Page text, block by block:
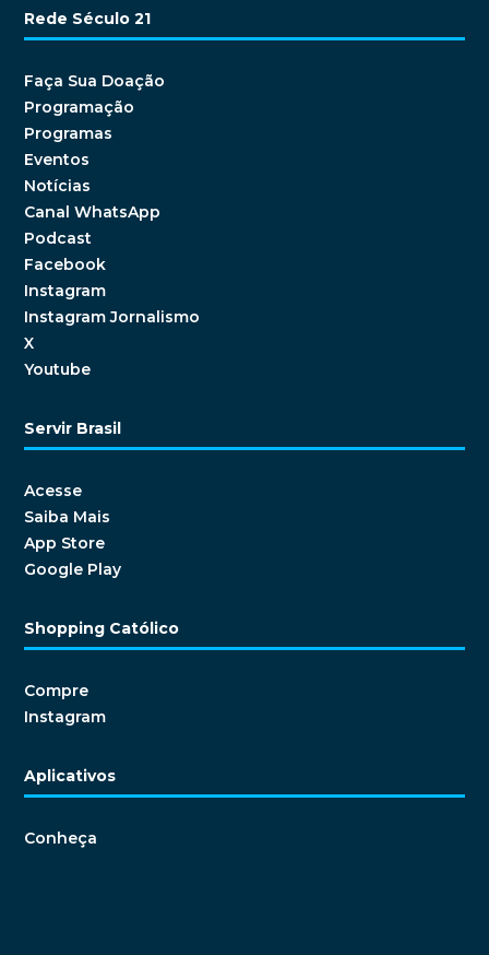
Rede Século 21
Faça Sua Doação
Programação
Programas
Eventos
Notícias
Canal WhatsApp
Podcast
Facebook
Instagram
Instagram Jornalismo
X
Youtube
Servir Brasil
Acesse
Saiba Mais
App Store
Google Play
Shopping Católico
Compre
Instagram
Aplicativos
Conheça